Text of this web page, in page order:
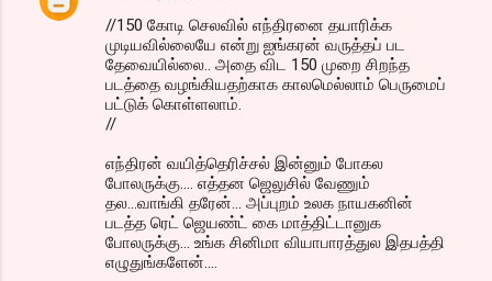
//150 கோடி செலவில் எந்திரனை தயாரிக்க
முடியவில்லையே என்று ஐங்கரன் வருத்தப் பட
தேவையில்லை.. அதை விட 150 முறை சிறந்த
படத்தை வழங்கியதற்காக காலமெல்லாம் பெருமைப்
பட்டுக் கொள்ளலாம்.
//
எந்திரன் வயித்தெரிச்சல் இன்னும் போகல
போலருக்கு.... எத்தன ஜெலுசில் வேணும்
தல...வாங்கி தரேன்... அப்புறம் உலக நாயகனின்
படத்த ரெட் ஜெயண்ட் கை மாத்திட்டானுக‌
போலருக்கு... உங்க சினிமா வியாபாரத்துல இதபத்தி
எழுதுங்களேன்....